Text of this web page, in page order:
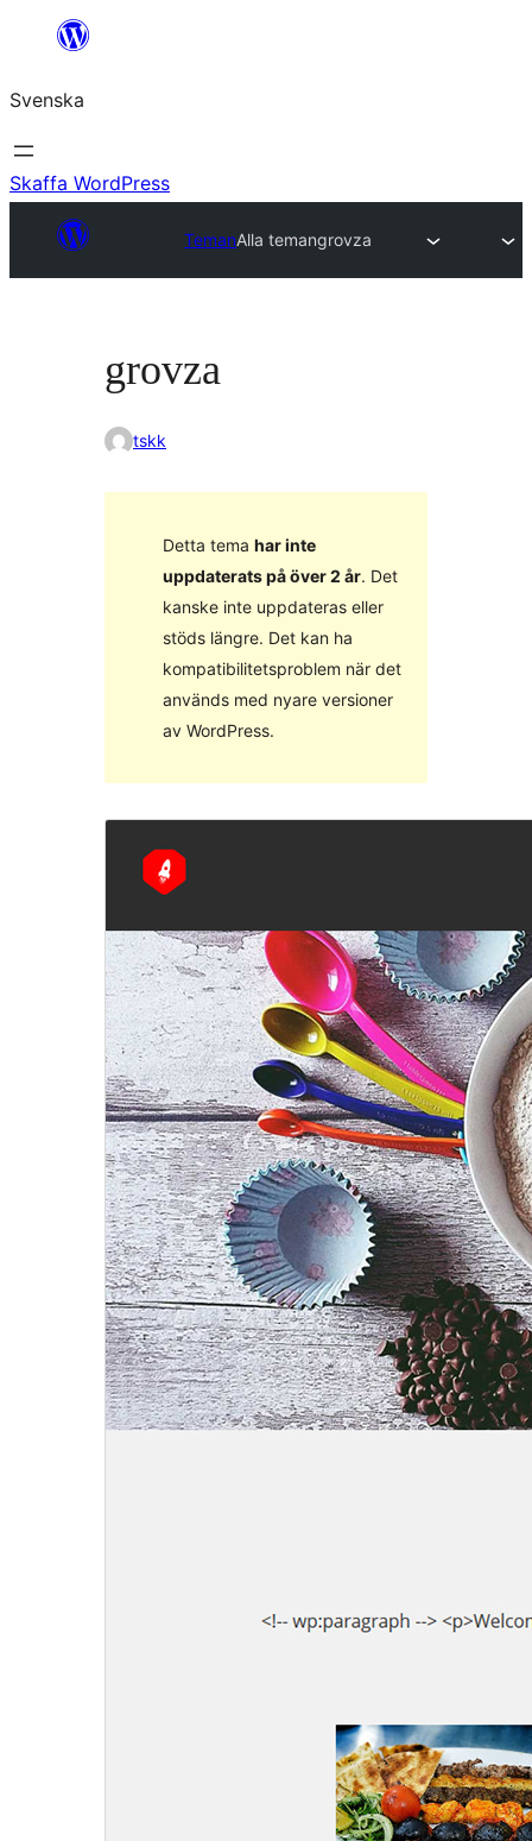
Hoppa
innehåll
Svenska
Skaffa WordPress
TemanAlla temangrovza
grovza
tskk
Detta tema har inte
uppdaterats på över 2 år. Det
kanske inte uppdateras eller
stöds längre. Det kan ha
kompatibilitetsproblem när det
används med nyare versioner
av WordPress.